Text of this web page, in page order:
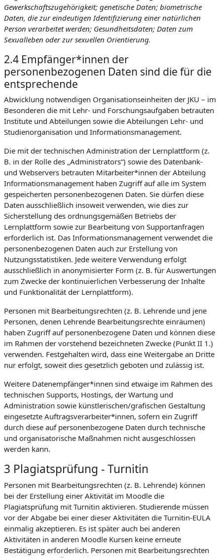
Gewerkschaftszugehörigkeit; genetische Daten; biometrische
Daten, die zur eindeutigen Identifizierung einer natürlichen
Person verarbeitet werden; Gesundheitsdaten; Daten zum
Sexualleben oder zur sexuellen Orientierung.
2.4 Empfänger*innen der
personenbezogenen Daten sind die für die
entsprechende
Abwicklung notwendigen Organisationseinheiten der JKU – im
Besonderen die mit Lehr- und Forschungsaufgaben betrauten
Institute und Abteilungen sowie die Abteilungen Lehr- und
Studienorganisation und Informationsmanagement.
Die mit der technischen Administration der Lernplattform (z.
B. in der Rolle des „Administrators“) sowie des Datenbank-
und Webservers betrauten Mitarbeiter*innen der Abteilung
Informationsmanagement haben Zugriff auf alle im System
gespeicherten personenbezogenen Daten. Sie dürfen diese
Daten ausschließlich insoweit verwenden, wie dies zur
Sicherstellung des ordnungsgemäßen Betriebs der
Lernplattform sowie zur Bearbeitung von Supportanfragen
erforderlich ist. Das Informationsmanagement verwendet die
personenbezogenen Daten auch zur Erstellung von
Nutzungsstatistiken. Jede weitere Verwendung erfolgt
ausschließlich in anonymisierter Form (z. B. für Auswertungen
zum Zwecke der kontinuierlichen Verbesserung der Inhalte
und Funktionalität der Lernplattform).
Personen mit Bearbeitungsrechten (z. B. Lehrende und jene
Personen, denen Lehrende Bearbeitungsrechte einräumen)
haben Zugriff auf personenbezogene Daten und können diese
im Rahmen der vorstehend bezeichneten Zwecke (Punkt II 1.)
verwenden. Festgehalten wird, dass eine Weitergabe an Dritte
nur erfolgt, soweit dies gesetzlich geboten und zulässig ist.
Weitere Datenempfänger*innen sind etwaige im Rahmen des
technischen Supports, Hostings, der Wartung und
Administration sowie künstlerischen/grafischen Gestaltung
eingesetzte Auftragsverarbeiter*innen, sofern ein Zugriff
durch diese auf personenbezogene Daten durch technische
und organisatorische Maßnahmen nicht ausgeschlossen
werden kann.
3 Plagiatsprüfung - Turnitin
Personen mit Bearbeitungsrechten (z. B. Lehrende) können
bei der Erstellung einer Aktivität im Moodle die
Plagiatsprüfung mit Turnitin aktivieren. Studierende müssen
vor der Abgabe bei einer dieser Aktivitäten die Turnitin-EULA
einmalig akzeptieren. Es ist später auch bei anderen
Aktivitäten in anderen Moodle Kursen keine erneute
Bestätigung erforderlich. Personen mit Bearbeitungsrechten